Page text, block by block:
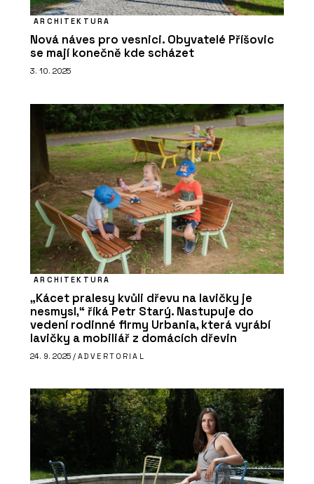
ARCHITEKTURA
Nová náves pro vesnici. Obyvatelé Příšovic
se mají konečně kde scházet
3. 10. 2025
ARCHITEKTURA
„Kácet pralesy kvůli dřevu na lavičky je
nesmysl,“ říká Petr Starý. Nastupuje do
vedení rodinné firmy Urbania, která vyrábí
lavičky a mobiliář z domácích dřevin
24. 9. 2025 / ADVERTORIAL